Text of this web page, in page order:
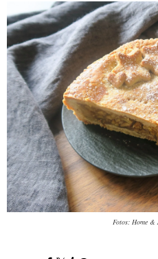
Fotos: Home &